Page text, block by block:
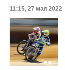
11:15, 27 мая 2022